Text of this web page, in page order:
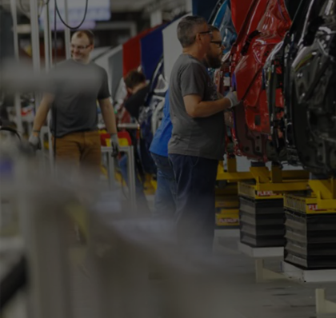
Od 105 300 zł
Corolla Hatchback
HYBRID